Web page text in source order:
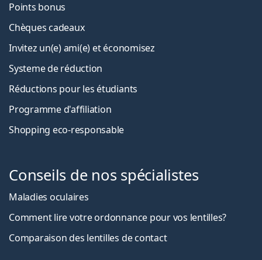
Points bonus
Chèques cadeaux
Invitez un(e) ami(e) et économisez
Systeme de réduction
Réductions pour les étudiants
Programme d'affiliation
Shopping eco-responsable
Conseils de nos spécialistes
Maladies oculaires
Comment lire votre ordonnance pour vos lentilles?
Comparaison des lentilles de contact